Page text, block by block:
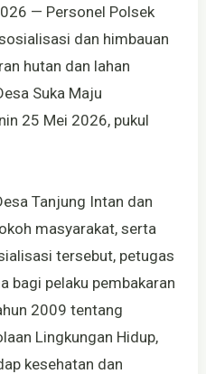
— Personel Polsek
dan himbauan
hutan dan lahan
Suka Maju
25 Mei 2026, pukul
Tanjung Intan dan
masyarakat, serta
tersebut, petugas
bagi pelaku pembakaran
2009 tentang
Lingkungan Hidup,
kesehatan dan